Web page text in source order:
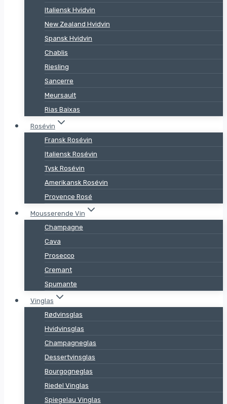
Italiensk Hvidvin
New Zealand Hvidvin
Spansk Hvidvin
Chablis
Riesling
Sancerre
Meursault
Rias Baixas
Rosévin
Fransk Rosévin
Italiensk Rosévin
Tysk Rosévin
Amerikansk Rosévin
Provence Rosé
Mousserende Vin
Champagne
Cava
Prosecco
Cremant
Spumante
Vinglas
Rødvinsglas
Hvidvinsglas
Champagneglas
Dessertvinsglas
Bourgogneglas
Riedel Vinglas
Spiegelau Vinglas